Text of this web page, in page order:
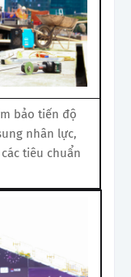
bảo tiến độ
nhân lực,
tiêu chuẩn